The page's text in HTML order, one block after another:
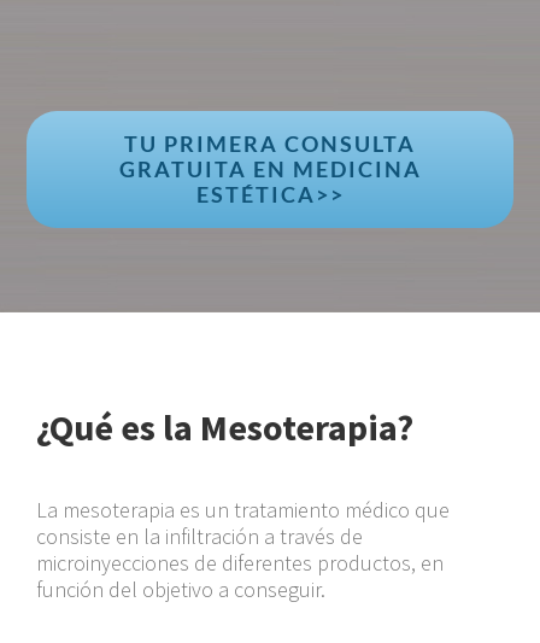
TU PRIMERA CONSULTA
GRATUITA EN MEDICINA
ESTÉTICA>>
¿Qué es la Mesoterapia?
La mesoterapia es un tratamiento médico que
consiste en la infiltración a través de
microinyecciones de diferentes productos, en
función del objetivo a conseguir.